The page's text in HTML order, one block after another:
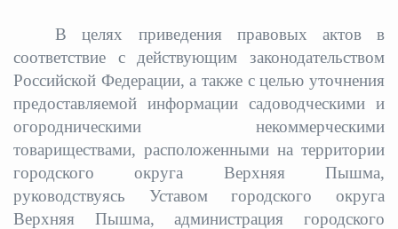
В целях приведения правовых актов в
соответствие с действующим законодательством
Российской Федерации, а также с целью уточнения
предоставляемой информации садоводческими и
огородническими некоммерческими
товариществами, расположенными на территории
городского округа Верхняя Пышма,
руководствуясь Уставом городского округа
Верхняя Пышма, администрация городского